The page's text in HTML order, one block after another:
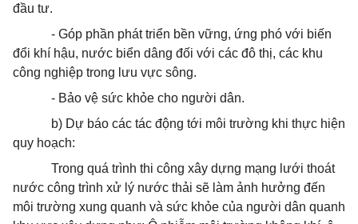
đầu tư.
- Góp phần phát triển bền vững, ứng phó với biến
đổi khí hậu, nước biển dâng đối với các đô thị, các khu
công nghiệp trong lưu vực sông.
- Bảo vệ sức khỏe cho người dân.
b) Dự báo các tác động tới môi trường khi thực hiện
quy hoạch:
Trong quá trình thi công xây dựng mạng lưới thoát
nước công trình xử lý nước thải sẽ làm ảnh hưởng đến
môi trường xung quanh và sức khỏe của người dân quanh